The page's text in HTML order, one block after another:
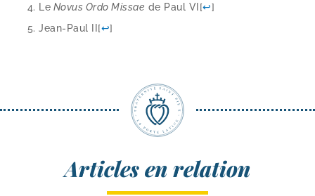
Le Novus Ordo Missae de Paul VI [↩]
Jean-​Paul II [↩]
Articles en relation